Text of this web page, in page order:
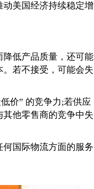
美国经济持续稳定增
低产品质量，还可能
若不接受，可能会失
价” 的竞争力;若供应
他零售商的竞争中失
国际物流方面的服务